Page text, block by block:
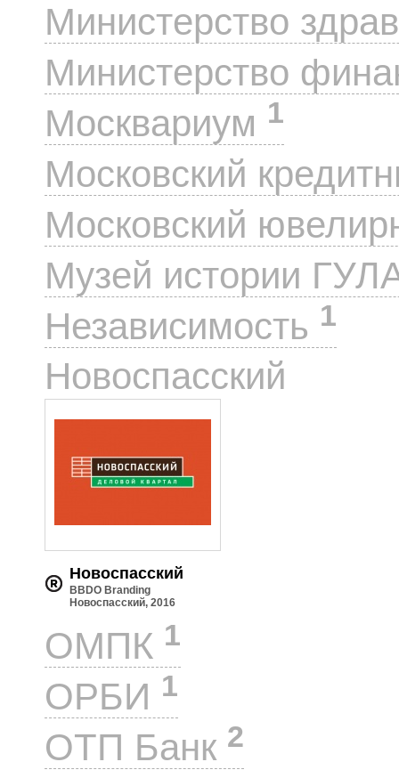
Министерство
Министерство
Москвариум 1
Московский
Московский
Музей истории
Независимость 1
Новоспасский
Новоспасский
BBDO Branding
Новоспасский, 2016
ОМПК 1
ОРБИ 1
ОТП Банк 2